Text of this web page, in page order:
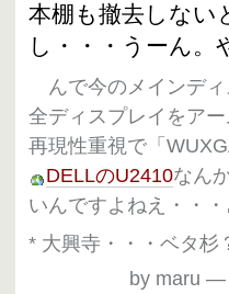
本棚も撤去しない
し・・・うーん。
んで今のメインディ
全ディスプレイをア
再現性重視で「
DELLのU2410なん
いんですよねえ・・・
* 大興寺・・・ベタ杉
by maru